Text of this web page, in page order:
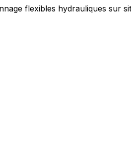
flexibles hydrauliques sur